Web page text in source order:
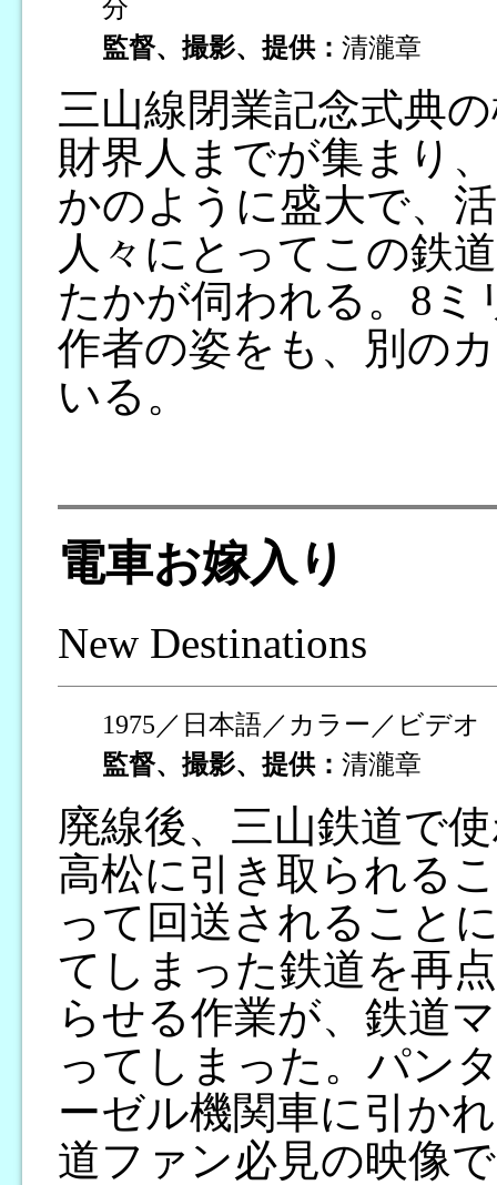
分
監督、撮影、提供： 清瀧章
三山線閉業記念式典
財界人までが集まり
かのように盛大で、
人々にとってこの鉄
たかが伺われる。8
作者の姿をも、別の
いる。
電車お嫁入り
New Destinations
1975／日本語／カラー／ビデオ
監督、撮影、提供： 清瀧章
廃線後、三山鉄道で
高松に引き取られる
って回送されること
てしまった鉄道を再
らせる作業が、鉄道
ってしまった。パン
ーゼル機関車に引か
道ファン必見の映像